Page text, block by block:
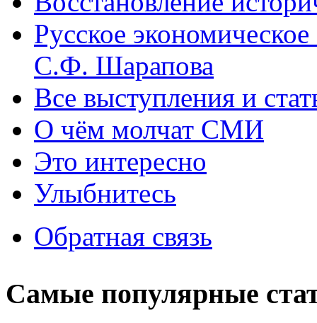
Русское
С.Ф. Шарапова
Все выступления и
О чём молчат СМИ
Это интересно
Улыбнитесь
Обратная связь
Самые популярные